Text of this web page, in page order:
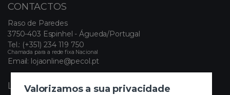
Valorizamos a sua privacidade
CONTACTOS
Raso de Paredes
3750-403 Espinhel - Águeda/Portugal
Tel.: (+351) 234 119 750
Chamada para a rede fixa Nacional
Email: lojaonline@pecol.pt
LINKS ÚTEIS